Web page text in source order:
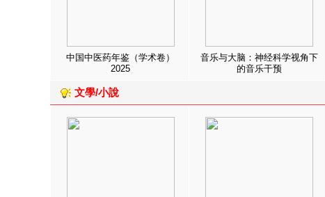
中国中医药年鉴（学术卷）
2025
音乐与大脑：神经科学视角下
的音乐干预
文學/小說